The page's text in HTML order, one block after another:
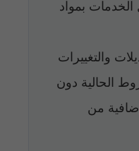
الخدمات بمواد
والتغييرات
الحالية دون
من